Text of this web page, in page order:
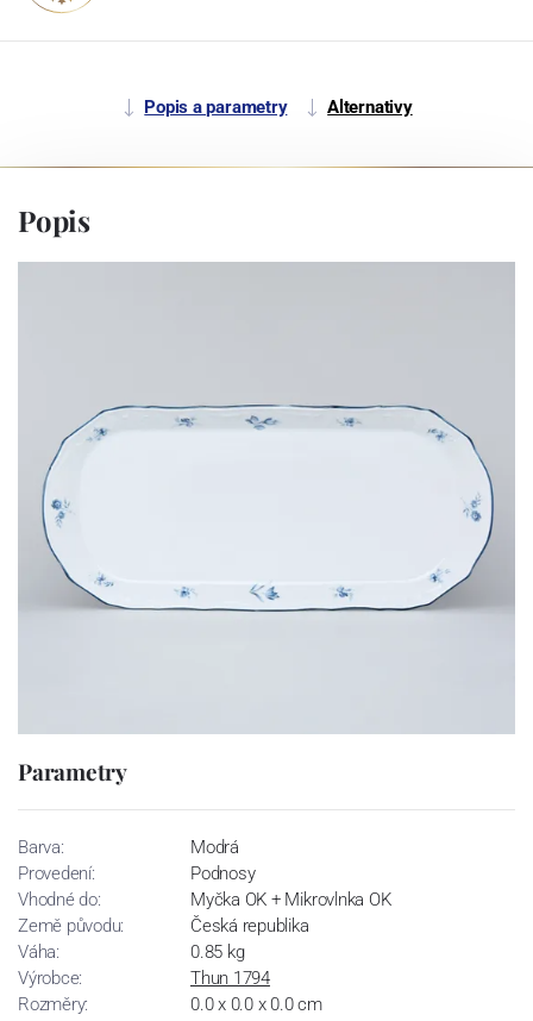
Popis a parametry Alternativy
Popis
Parametry
Barva:
Modrá
Provedení:
Podnosy
Vhodné do:
Myčka OK + Mikrovlnka OK
Země původu:
Česká republika
Váha:
0.85 kg
Výrobce:
Thun 1794
Rozměry:
0.0 x 0.0 x 0.0 cm